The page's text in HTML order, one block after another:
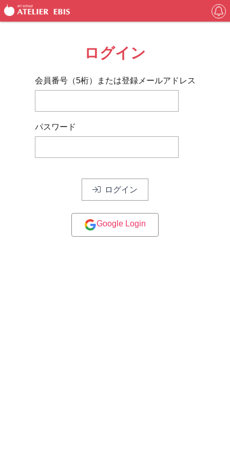
ログイン
会員番号（5桁）または登録メールアドレス
パスワード
ログイン
Google Login